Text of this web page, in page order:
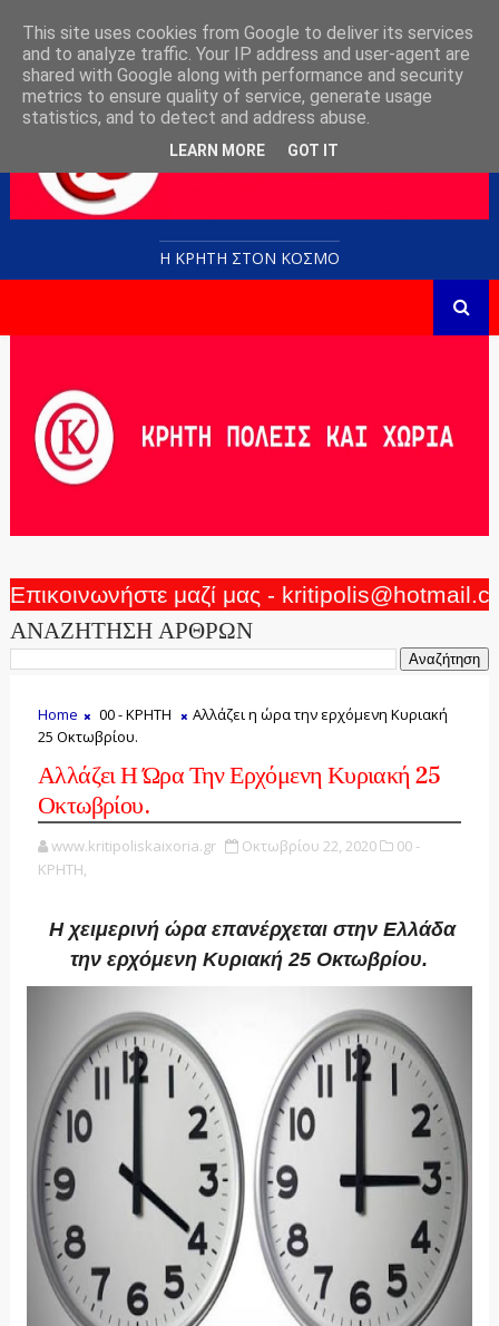
Η ΚΡΗΤΗ ΣΤΟN KOΣΜΟ
Επικοινωνήστε μαζί μας -
ΑΝΑΖΗΤΗΣΗ ΑΡΘΡΩΝ
Home 00 - ΚΡΗΤΗ
Αλλάζει η ώρα την ερχόμενη Κυριακή
25 Οκτωβρίου.
Αλλάζει Η Ώρα Την Ερχόμενη Κυριακή 25
Οκτωβρίου.
www.kritipoliskaixoria.gr Οκτωβρίου 22, 2020
00 -
ΚΡΗΤΗ,
Η χειμερινή ώρα επανέρχεται στην Ελλάδα
την ερχόμενη Κυριακή 25 Οκτωβρίου.
This site uses cookies from Google to deliver its services
and to analyze traffic. Your IP address and user-agent are
shared with Google along with performance and security
metrics to ensure quality of service, generate usage
statistics, and to detect and address abuse.
LEARN MORE GOT IT